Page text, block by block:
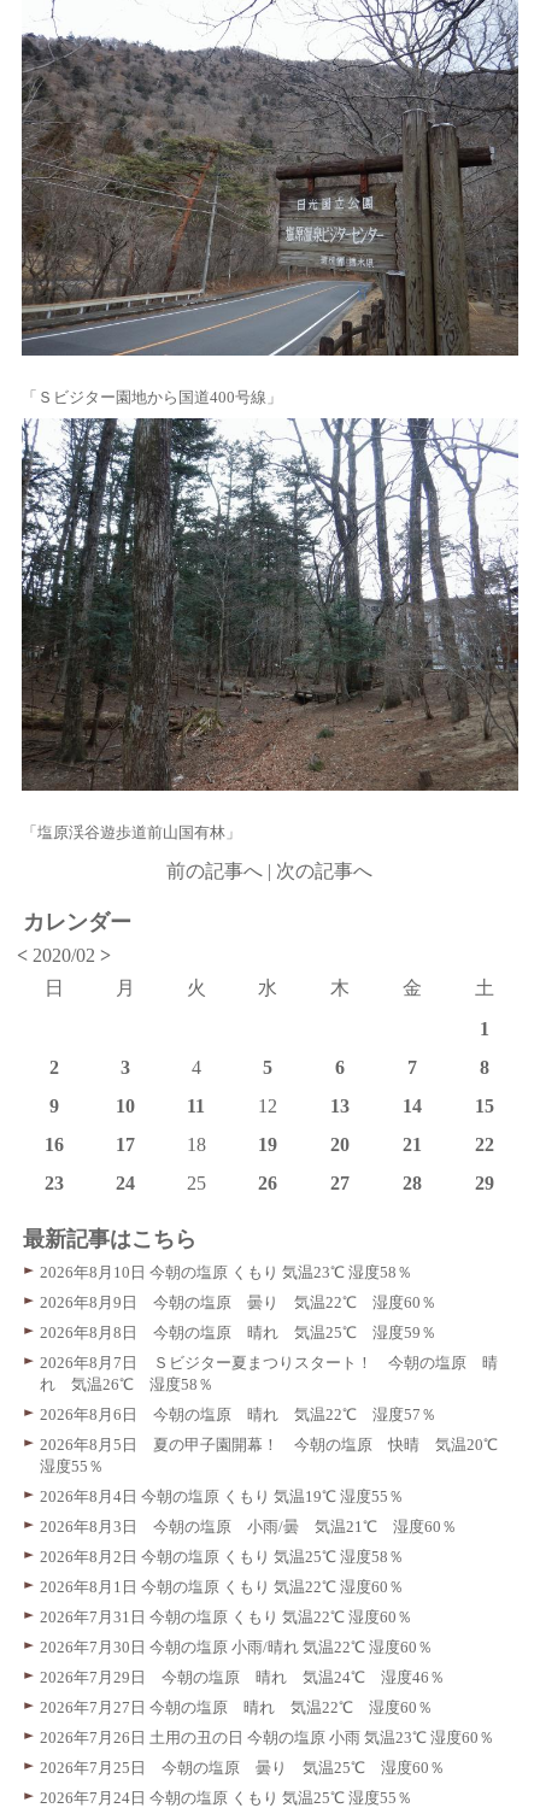
「Ｓビジター園地から国道400号線」
「塩原渓谷遊歩道前山国有林」
前の記事へ | 次の記事へ
カレンダー
< 2020/02>
日
月 火 水 木 金
土
1
2
3 4 5 6 7
8
9
10 11 12 13 14
15
16
17 18 19 20 21
22
23
24 25 26 27 28 29
最新記事はこちら
2026年8月10日 今朝の塩原 くもり 気温23℃ 湿度58％
2026年8月9日 今朝の塩原 曇り 気温22℃ 湿度60％
2026年8月8日 今朝の塩原 晴れ 気温25℃ 湿度59％
2026年8月7日 Ｓビジター夏まつりスタート！ 今朝の塩原 晴
れ 気温26℃ 湿度58％
2026年8月6日 今朝の塩原 晴れ 気温22℃ 湿度57％
2026年8月5日 夏の甲子園開幕！ 今朝の塩原 快晴 気温20℃
湿度55％
2026年8月4日 今朝の塩原 くもり 気温19℃ 湿度55％
2026年8月3日 今朝の塩原 小雨/曇 気温21℃ 湿度60％
2026年8月2日 今朝の塩原 くもり 気温25℃ 湿度58％
2026年8月1日 今朝の塩原 くもり 気温22℃ 湿度60％
2026年7月31日 今朝の塩原 くもり 気温22℃ 湿度60％
2026年7月30日 今朝の塩原 小雨/晴れ 気温22℃ 湿度60％
2026年7月29日 今朝の塩原 晴れ 気温24℃ 湿度46％
2026年7月27日 今朝の塩原 晴れ 気温22℃ 湿度60％
2026年7月26日 土用の丑の日 今朝の塩原 小雨 気温23℃ 湿度60％
2026年7月25日 今朝の塩原 曇り 気温25℃ 湿度60％
2026年7月24日 今朝の塩原 くもり 気温25℃ 湿度55％